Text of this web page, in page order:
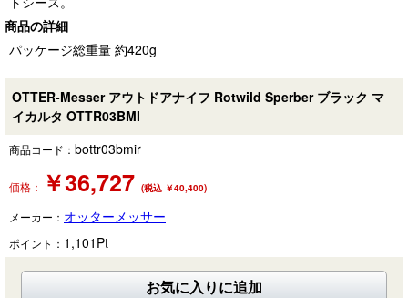
商品の詳細
パッケージ総重量 約420g
OTTER-Messer アウトドアナイフ Rotwild Sperber ブラック マ
イカルタ OTTR03BMI
商品コード： bottr03bmir
価格： ￥36,727 (税込 ￥40,400)
メーカー： オッターメッサー
ポイント： 1,101 Pt
お気に入りに追加